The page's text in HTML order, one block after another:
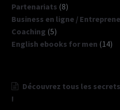
produits
Partenariats 88
produits
Business en ligne /
Coaching 55
produits
English ebooks for men 1414
Découvrez tous les
!